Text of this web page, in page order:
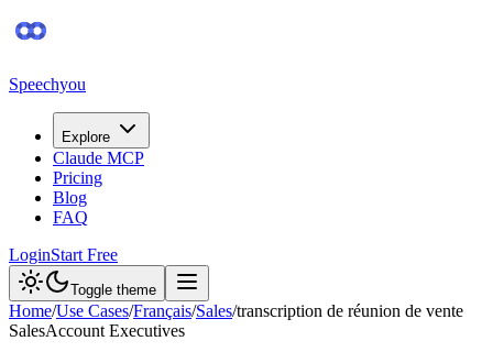
Speechyou
Explore
Claude MCP
Pricing
Blog
FAQ
LoginStart Free
Toggle theme
Home/Use Cases/Français/Sales/transcription de réunion de vente
SalesAccount Executives